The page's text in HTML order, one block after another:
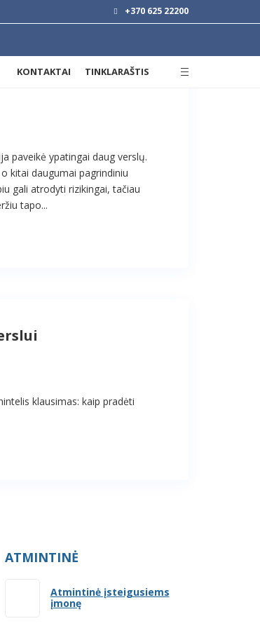
+370 625 22200
KONTAKTAI TINKLARAŠTIS
paveikė ypatingai daug verslų.
kitai daugumai pagrindiniu
gali atrodyti rizikingai, tačiau
tapo...
klausimas: kaip pradėti
ATMINTINĖ
Atmintinė įsteigusiems
įmonę